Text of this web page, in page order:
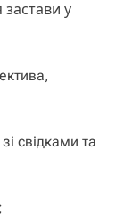
застави у
свідками та